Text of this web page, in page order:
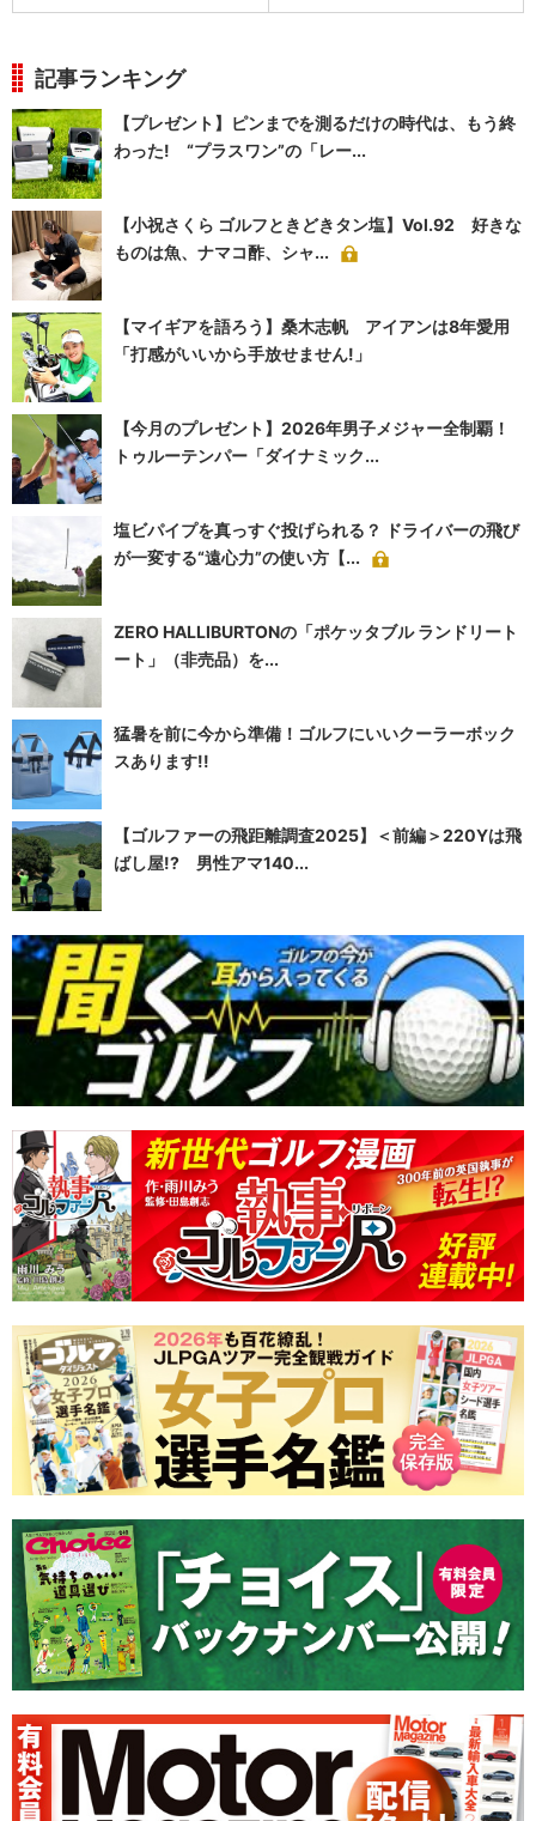
記事ランキング
【プレゼント】ピンまでを測るだけの時代は、もう終
わった! “プラスワン”の「レー...
【小祝さくら ゴルフときどきタン塩】Vol.92 好きな
ものは魚、ナマコ酢、シャ...
【マイギアを語ろう】桑木志帆 アイアンは8年愛用
「打感がいいから手放せません!」
【今月のプレゼント】2026年男子メジャー全制覇！
トゥルーテンパー「ダイナミック...
塩ビパイプを真っすぐ投げられる？ ドライバーの飛び
が一変する“遠心力”の使い方【...
ZERO HALLIBURTONの「ポケッタブル ランドリート
ート」（非売品）を...
猛暑を前に今から準備！ゴルフにいいクーラーボック
スあります!!
【ゴルファーの飛距離調査2025】＜前編＞220Yは飛
ばし屋!? 男性アマ140...